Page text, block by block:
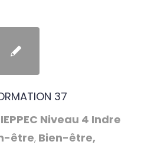
37
Niveau 4 Indre
être, Bien-être,